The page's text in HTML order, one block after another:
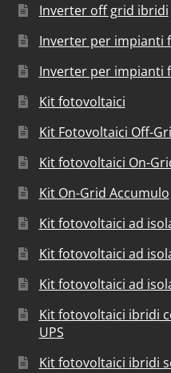
Inverter off grid ibridi
Inverter per impianti
Inverter per impianti
Kit fotovoltaici
Kit Fotovoltaici Off-
Kit fotovoltaici On-
Kit On-Grid Accumulo
Kit fotovoltaici ad
Kit fotovoltaici ad
Kit fotovoltaici ad
Kit fotovoltaici ibridi
UPS
Kit fotovoltaici ibridi